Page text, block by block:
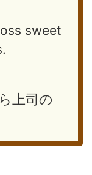
sweet
上司の